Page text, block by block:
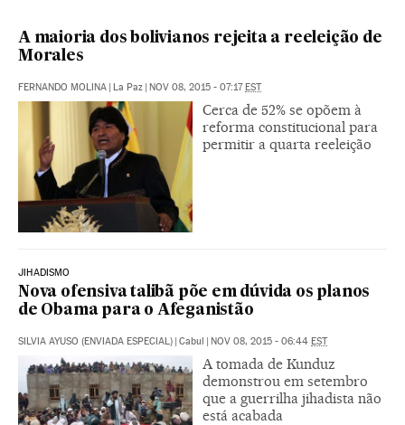
A maioria dos bolivianos rejeita a reeleição de
Morales
FERNANDO MOLINA | La Paz | NOV 08, 2015 - 07:17EST
Cerca de 52% se opõem à
reforma constitucional para
permitir a quarta reeleição
JIHADISMO
Nova ofensiva talibã põe em dúvida os planos
de Obama para o Afeganistão
SILVIA AYUSO (ENVIADA ESPECIAL) | Cabul | NOV 08, 2015 - 06:44 EST
A tomada de Kunduz
demonstrou em setembro
que a guerrilha jihadista não
está acabada